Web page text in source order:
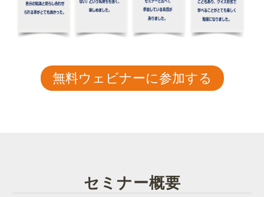
無料ウェビナーに参加する
セミナー概要